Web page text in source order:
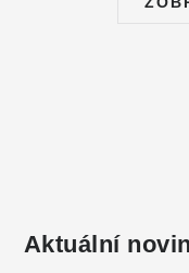
Aktuální